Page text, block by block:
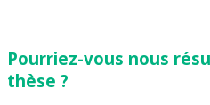
Pourriez-vous nous
thèse ?